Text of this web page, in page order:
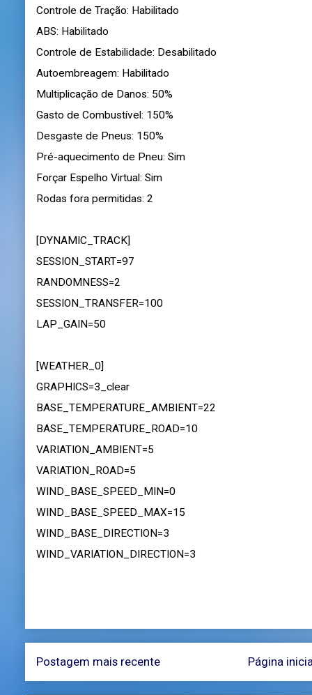
Controle de Tração: Habilitado
ABS: Habilitado
Controle de Estabilidade: Desabilitado
Autoembreagem: Habilitado
Multiplicação de Danos: 50%
Gasto de Combustível: 150%
Desgaste de Pneus: 150%
Pré-aquecimento de Pneu: Sim
Forçar Espelho Virtual: Sim
Rodas fora permitidas: 2
[DYNAMIC_TRACK]
SESSION_START=97
RANDOMNESS=2
SESSION_TRANSFER=100
LAP_GAIN=50
[WEATHER_0]
GRAPHICS=3_clear
BASE_TEMPERATURE_AMBIENT=22
BASE_TEMPERATURE_ROAD=10
VARIATION_AMBIENT=5
VARIATION_ROAD=5
WIND_BASE_SPEED_MIN=0
WIND_BASE_SPEED_MAX=15
WIND_BASE_DIRECTION=3
WIND_VARIATION_DIRECTION=3
Postagem mais recente Página